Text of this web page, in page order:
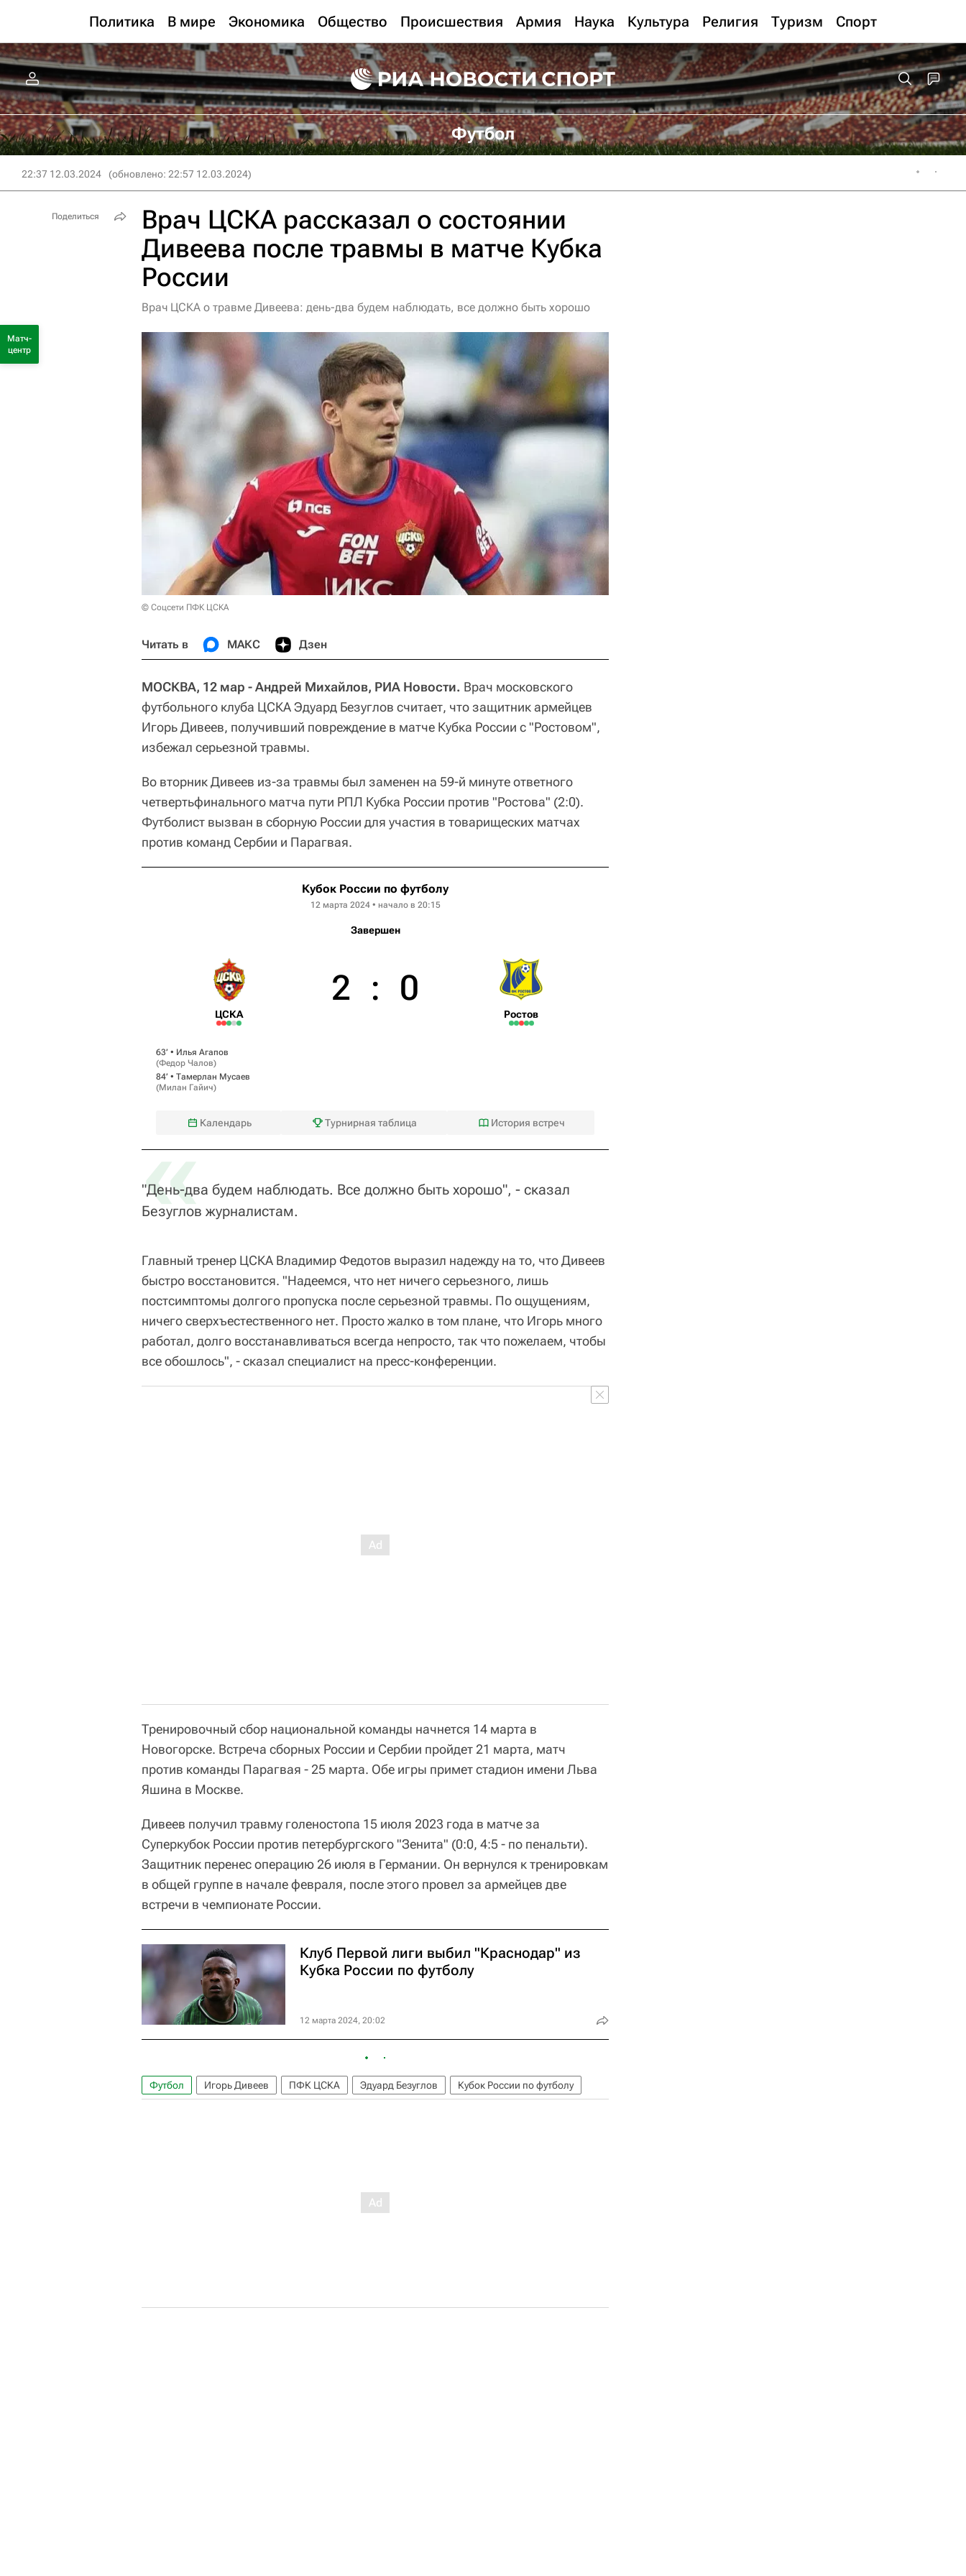
Политика В мире Экономика Общество Происшествия Армия Наука Культура Религия Туризм Спорт
Футбол
22:37 12.03.2024 (обновлено: 22:57 12.03.2024)
Врач ЦСКА рассказал о состоянии
Дивеева после травмы в матче Кубка
России
Врач ЦСКА о травме Дивеева: день-два будем наблюдать, все должно быть хорошо
© Соцсети ПФК ЦСКА
Читать в МАКС Дзен
МОСКВА, 12 мар - Андрей Михайлов, РИА Новости. Врач московского
футбольного клуба ЦСКА Эдуард Безуглов считает, что защитник армейцев
Игорь Дивеев, получивший повреждение в матче Кубка России с "Ростовом",
избежал серьезной травмы.
Во вторник Дивеев из-за травмы был заменен на 59-й минуте ответного
четвертьфинального матча пути РПЛ Кубка России против "Ростова" (2:0).
Футболист вызван в сборную России для участия в товарищеских матчах
против команд Сербии и Парагвая.
Кубок России по футболу
12 марта 2024 • начало в 20:15
Завершен
ЦСКА
2 : 0
Ростов
63‎’‎ • Илья Агапов
(Федор Чалов)
84‎’‎ • Тамерлан Мусаев
(Милан Гайич)
Календарь Турнирная таблица История встреч
«
"День-два будем наблюдать. Все должно быть хорошо", - сказал
Безуглов журналистам.
Главный тренер ЦСКА Владимир Федотов выразил надежду на то, что Дивеев
быстро восстановится. "Надеемся, что нет ничего серьезного, лишь
постсимптомы долгого пропуска после серьезной травмы. По ощущениям,
ничего сверхъестественного нет. Просто жалко в том плане, что Игорь много
работал, долго восстанавливаться всегда непросто, так что пожелаем, чтобы
все обошлось", - сказал специалист на пресс-конференции.
Тренировочный сбор национальной команды начнется 14 марта в
Новогорске. Встреча сборных России и Сербии пройдет 21 марта, матч
против команды Парагвая - 25 марта. Обе игры примет стадион имени Льва
Яшина в Москве.
Дивеев получил травму голеностопа 15 июля 2023 года в матче за
Суперкубок России против петербургского "Зенита" (0:0, 4:5 - по пенальти).
Защитник перенес операцию 26 июля в Германии. Он вернулся к тренировкам
в общей группе в начале февраля, после этого провел за армейцев две
встречи в чемпионате России.
Клуб Первой лиги выбил "Краснодар" из
Кубка России по футболу
12 марта 2024, 20:02
Футбол Игорь Дивеев ПФК ЦСКА Эдуард Безуглов Кубок России по футболу
Поделиться
Матч-
центр